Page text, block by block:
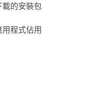
載的安裝包
程式佔用